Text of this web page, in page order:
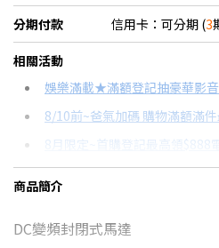
分期付款 信用卡：可分期 (3
＊實際可分期數、適用利率，請以購
信用卡分期
分期數
12期
每期金額
相關活動
娛樂滿載★滿額登記抽豪華影
8/10前~爸氣加碼 購物滿額滿
8月限定~首購登記最高領$888
台灣大哥大Open Possible聯
電視降到底破盤
商品簡介
DC變頻封閉式馬達